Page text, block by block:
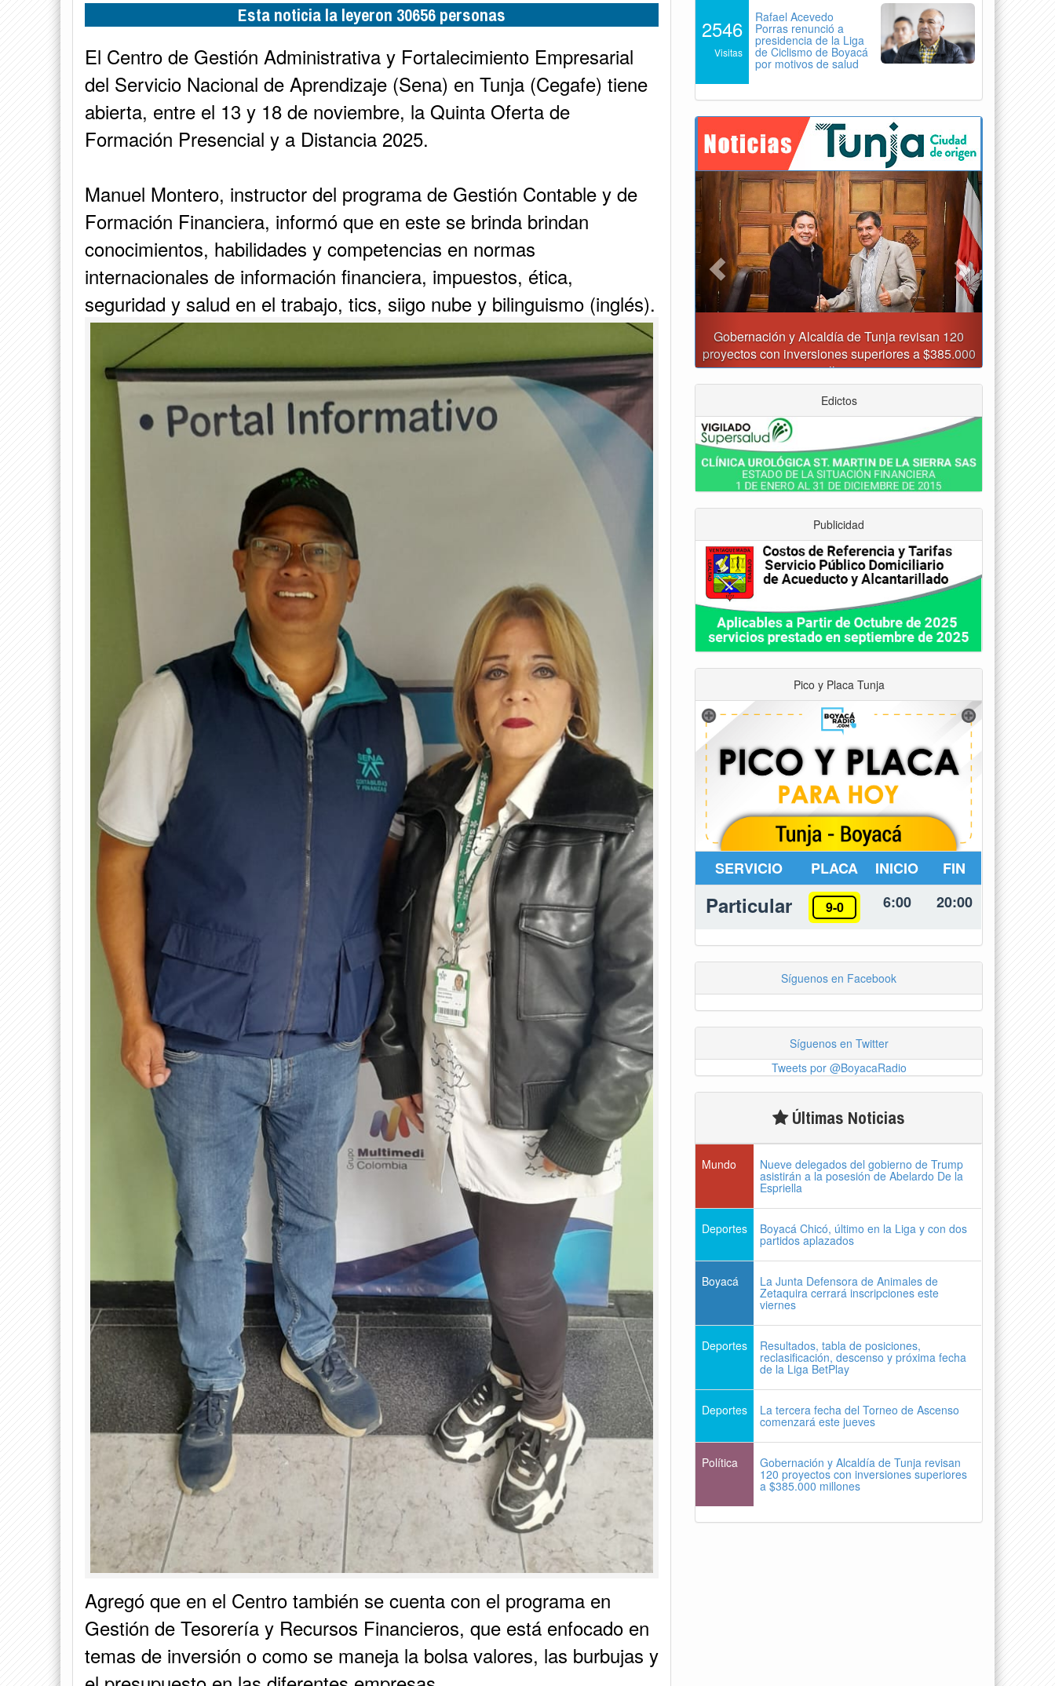
Esta noticia la leyeron 30656 personas
El Centro de Gestión Administrativa y Fortalecimiento Empresarial
del Servicio Nacional de Aprendizaje (Sena) en Tunja (Cegafe) tiene
abierta, entre el 13 y 18 de noviembre, la Quinta Oferta de
Formación Presencial y a Distancia 2025.
Manuel Montero, instructor del programa de Gestión Contable y de
Formación Financiera, informó que en este se brinda brindan
conocimientos, habilidades y competencias en normas
internacionales de información financiera, impuestos, ética,
seguridad y salud en el trabajo, tics, siigo nube y bilinguismo (inglés).
Agregó que en el Centro también se cuenta con el programa en
Gestión de Tesorería y Recursos Financieros, que está enfocado en
temas de inversión o como se maneja la bolsa valores, las burbujas y
2546
Visitas
Rafael Acevedo
Porras renunció a
presidencia de la Liga
de Ciclismo de Boyacá
por motivos de salud
Asumió funciones nuevo secretario de Medio
Ambiente de Tunja
Previous Next
Edictos
Publicidad
Pico y Placa Tunja
SERVICIO PLACA INICIO FIN
Particular 9-0 6:00 20:00
Síguenos en Facebook
Síguenos en Twitter
Tweets por @BoyacaRadio
Últimas Noticias
Mundo Nueve delegados del gobierno de Trump
asistirán a la posesión de Abelardo De la
Espriella
Deportes Boyacá Chicó, último en la Liga y con dos
partidos aplazados
Boyacá La Junta Defensora de Animales de
Zetaquira cerrará inscripciones este
viernes
Deportes Resultados, tabla de posiciones,
reclasificación, descenso y próxima fecha
de la Liga BetPlay
Deportes La tercera fecha del Torneo de Ascenso
comenzará este jueves
Política Gobernación y Alcaldía de Tunja revisan
120 proyectos con inversiones superiores
a $385.000 millones